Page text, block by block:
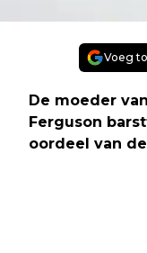
Voeg
De moeder
Ferguson
oordeel van